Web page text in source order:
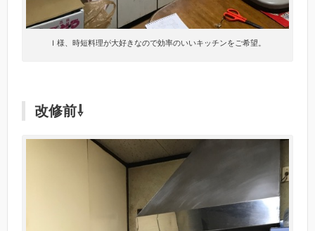
Ｉ様、時短料理が大好きなので効率のいいキッチンをご希望。
改修前⇩